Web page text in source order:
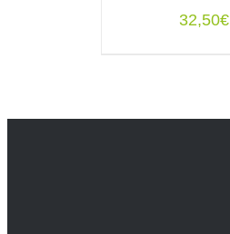
32,50€